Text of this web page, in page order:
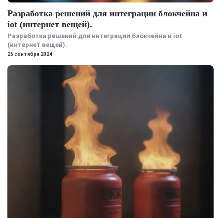
Разработка решений для интеграции блокчейна и
iot (интернет вещей).
Разработка решений для интеграции блокчейна и iot
(интернет вещей).
26 сентября 2024